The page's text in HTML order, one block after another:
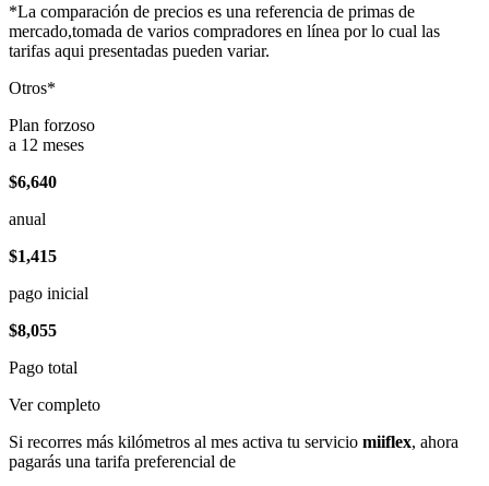
*La comparación de precios es una referencia de primas de
mercado,tomada de varios compradores en línea por lo cual las
tarifas aqui presentadas pueden variar.
Otros*
Plan forzoso
a 12 meses
$6,640
anual
$1,415
pago inicial
$8,055
Pago total
Ver completo
Si recorres más kilómetros al mes activa tu servicio miiflex, ahora
pagarás una tarifa preferencial de